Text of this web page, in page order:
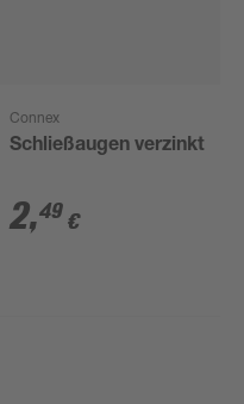
Connex
Schließaugen verzinkt
2,49 €